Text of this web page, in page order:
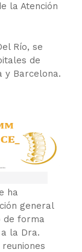
la Atención
Río, se
de
y Barcelona.
ha
general
de forma
la Dra.